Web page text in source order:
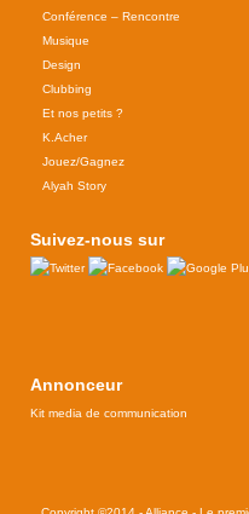
Conférence – Rencontre
Musique
Design
Clubbing
Et nos petits ?
K.Acher
Jouez/Gagnez
Alyah Story
Suivez-nous sur
Annonceur
Kit media de communication